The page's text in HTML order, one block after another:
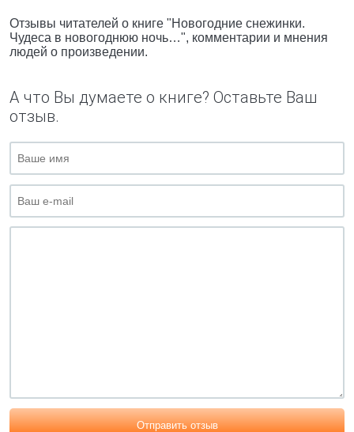
Отзывы читателей о книге "Новогодние снежинки.
Чудеса в новогоднюю ночь…", комментарии и мнения
людей о произведении.
А что Вы думаете о книге? Оставьте Ваш
отзыв.
Отправить отзыв